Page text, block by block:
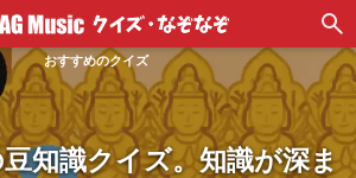
おすすめのクイズ
知識クイズ。知識が深ま